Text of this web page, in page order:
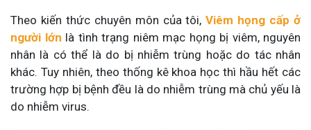
Theo kiến thức chuyên môn của tôi,Viêm họng cấp ở
người lớn là tình trạng niêm mạc họng bị viêm, nguyên
nhân là có thể là do bị nhiễm trùng hoặc do tác nhân
khác. Tuy nhiên, theo thống kê khoa học thì hầu hết các
trường hợp bị bệnh đều là do nhiễm trùng mà chủ yếu là
do nhiễm virus.